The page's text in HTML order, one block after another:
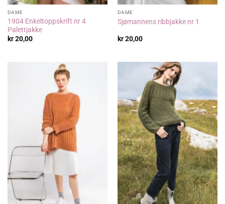
DAME
1904 Enkeltoppskrift nr 4
Palettjakke
kr20,00
DAME
Sjømannens ribbjakke nr 1
kr20,00